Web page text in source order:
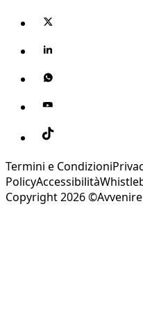
Termini e Condizioni
PolicyAccessibilità
Copyright 2026 ©Avvenire